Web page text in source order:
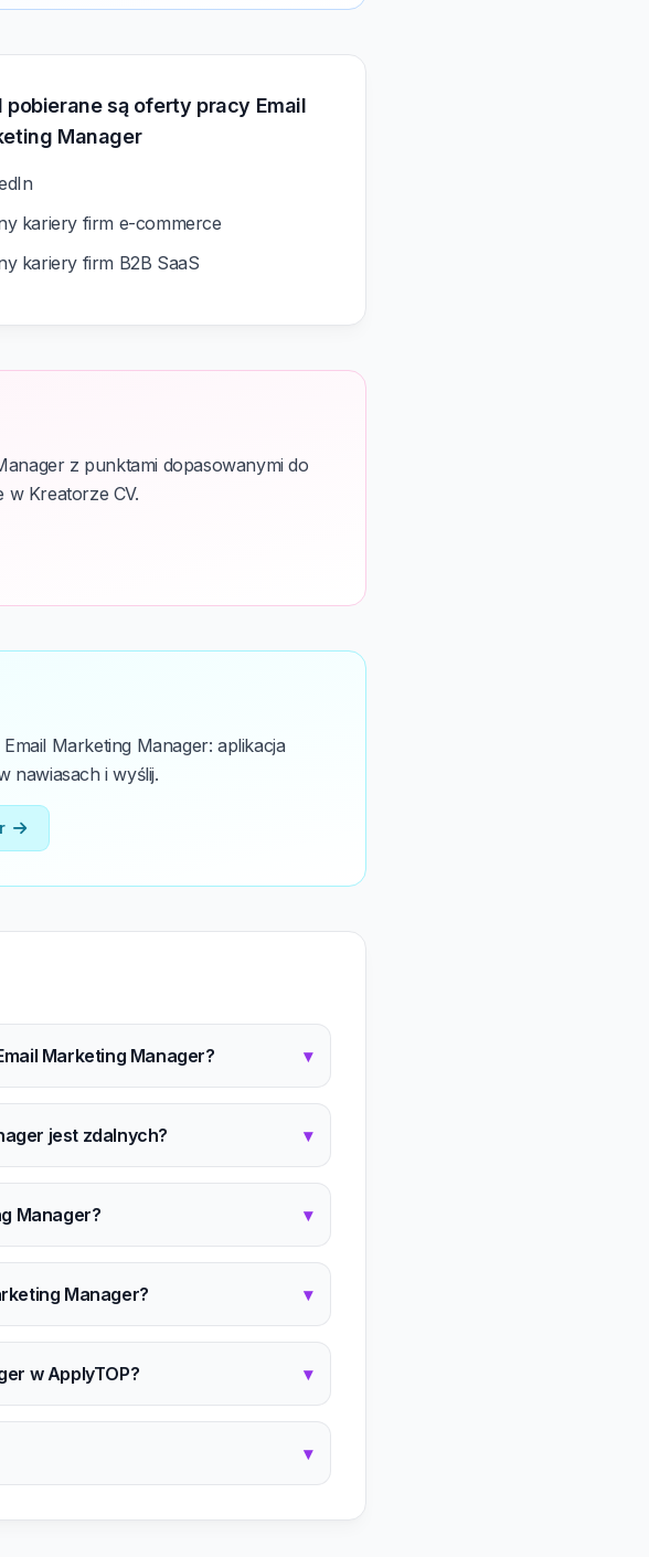
pobierane są oferty pracy Email
Manager
kariery firm e-commerce
kariery firm B2B SaaS
z punktami dopasowanymi do
w Kreatorze CV.
Marketing Manager: aplikacja
nawiasach i wyślij.
Marketing Manager? ▾
jest zdalnych? ▾
Manager? ▾
Manager? ▾
w ApplyTOP? ▾
▾